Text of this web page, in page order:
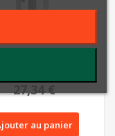
A ENGRENAGES
PBH 1550
B2...
27,34 €
au panier